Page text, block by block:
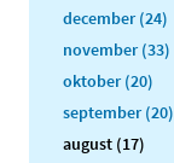
december (24)
november (33)
oktober (20)
september (20)
august (17)